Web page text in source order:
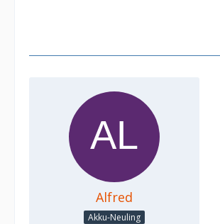
Alfred
Akku-Neuling